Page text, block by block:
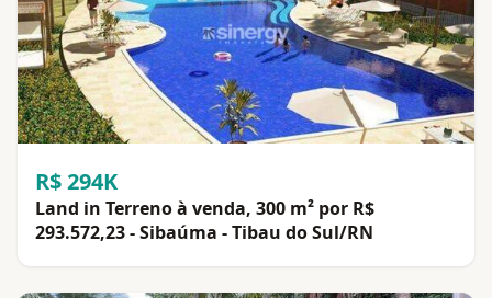
R$ 294K
Land in Terreno à venda, 300 m² por R$
293.572,23 - Sibaúma - Tibau do Sul/RN